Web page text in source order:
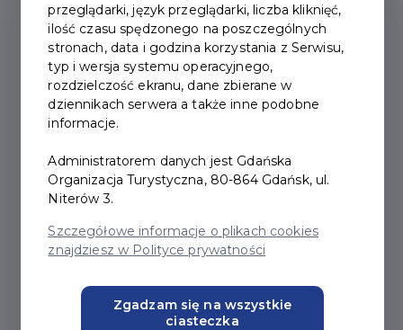
Centrum Obsługi Gdańskiej Karty
Mieszkańca nr 1
al. Grunwaldzka 148
Godziny otwarcia:
poniedziałek-piątek 09:00-17:00
przerwa w obsłudze, poniedziałek-piątek
przeglądarki, język przeglądarki, liczba kliknięć,
ilość czasu spędzonego na poszczególnych
stronach, data i godzina korzystania z Serwisu,
typ i wersja systemu operacyjnego,
rozdzielczość ekranu, dane zbierane w
dziennikach serwera a także inne podobne
informacje.
Administratorem danych jest Gdańska
Organizacja Turystyczna, 80-864 Gdańsk, ul.
Niterów 3.
Szczegółowe informacje o plikach cookies
znajdziesz w Polityce prywatności
Zgadzam się na wszystkie
ciasteczka